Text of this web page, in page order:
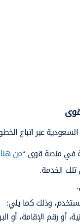
عبر اتباع
في منصة قوى “من هنا
الخدمة.
وذلك كما يلي:
أو رقم الإقامة، أو